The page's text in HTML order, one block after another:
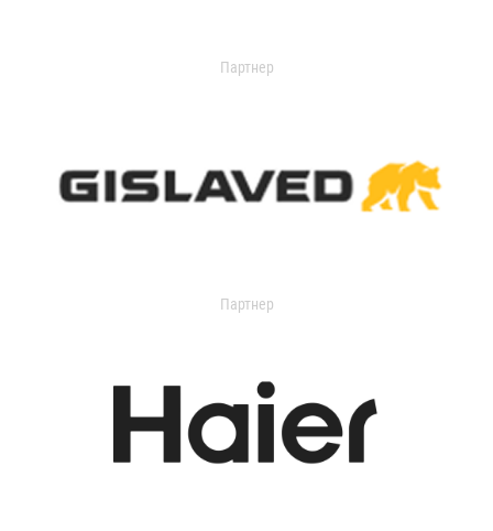
Партнер
Партнер